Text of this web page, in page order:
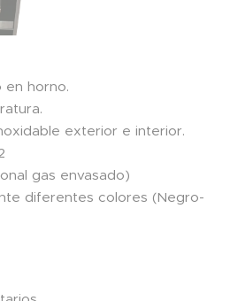
en horno.
exterior e interior.
gas envasado)
diferentes colores (Negro-